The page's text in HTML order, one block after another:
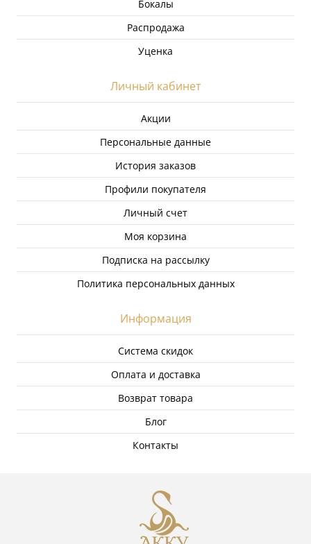
Бокалы
Распродажа
Уценка
Личный кабинет
Акции
Персональные данные
История заказов
Профили покупателя
Личный счет
Моя корзина
Подписка на рассылку
Политика персональных данных
Информация
Система скидок
Оплата и доставка
Возврат товара
Блог
Контакты